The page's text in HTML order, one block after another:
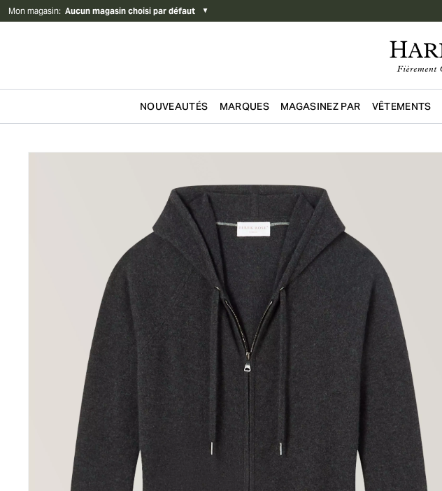
Mon magasin: Aucun magasin choisi par défaut ▼
NOUVEAUTÉS MARQUES MAGASINEZ PAR VÊTEMENTS